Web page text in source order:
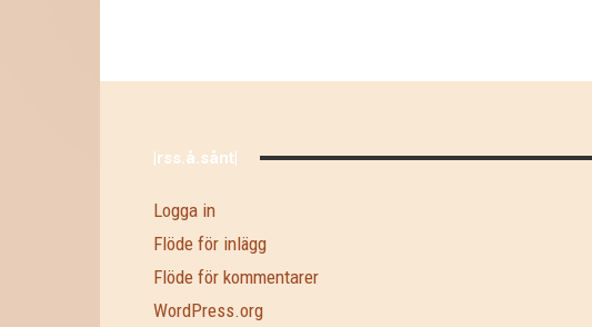
|rss.å.sånt|
Logga in
Flöde för inlägg
Flöde för kommentarer
WordPress.org